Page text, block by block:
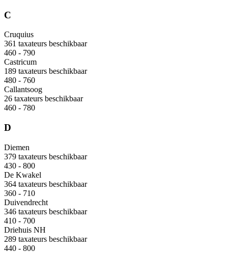
C
Cruquius
361 taxateurs beschikbaar
460 - 790
Castricum
189 taxateurs beschikbaar
480 - 760
Callantsoog
26 taxateurs beschikbaar
460 - 780
D
Diemen
379 taxateurs beschikbaar
430 - 800
De Kwakel
364 taxateurs beschikbaar
360 - 710
Duivendrecht
346 taxateurs beschikbaar
410 - 700
Driehuis NH
289 taxateurs beschikbaar
440 - 800